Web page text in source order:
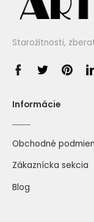
Starožitnosti,
Informácie
Obchodné
Zákaznícka sekcia
Blog